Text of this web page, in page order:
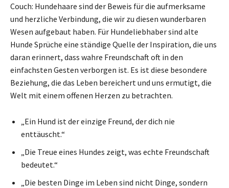
Couch: Hundehaare sind der Beweis für die aufmerksame
und herzliche Verbindung, die wir zu diesen wunderbaren
Wesen aufgebaut haben. Für Hundeliebhaber sind alte
Hunde Sprüche eine ständige Quelle der Inspiration, die uns
daran erinnert, dass wahre Freundschaft oft in den
einfachsten Gesten verborgen ist. Es ist diese besondere
Beziehung, die das Leben bereichert und uns ermutigt, die
Welt mit einem offenen Herzen zu betrachten.
„Ein Hund ist der einzige Freund, der dich nie
enttäuscht.“
„Die Treue eines Hundes zeigt, was echte Freundschaft
bedeutet.“
„Die besten Dinge im Leben sind nicht Dinge, sondern